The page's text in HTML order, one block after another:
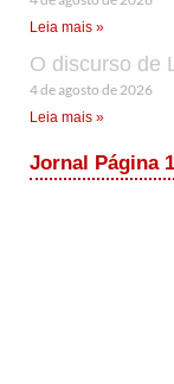
Leia mais »
O discurso de
4 de agosto de 2026
Leia mais »
Jornal Página